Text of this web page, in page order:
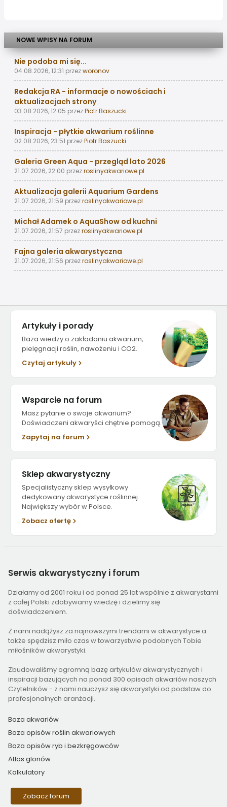
NOWE WPISY NA FORUM
Nie podoba mi się...
04.08.2026, 12:31 przezworonov
Redakcja RA - informacje o nowościach i
aktualizacjach strony
03.08.2026, 12:05 przezPiotr Baszucki
Inspiracja - płytkie akwarium roślinne
02.08.2026, 23:51 przezPiotr Baszucki
Galeria Green Aqua - przegląd lato 2026
21.07.2026, 22:00 przezroslinyakwariowe.pl
Aktualizacja galerii Aquarium Gardens
21.07.2026, 21:59 przezroslinyakwariowe.pl
Michał Adamek o AquaShow od kuchni
21.07.2026, 21:57 przezroslinyakwariowe.pl
Fajna galeria akwarystyczna
21.07.2026, 21:56 przezroslinyakwariowe.pl
Artykuły i porady
Baza wiedzy o zakładaniu akwarium,
pielęgnacji roślin, nawożeniu i CO2.
Czytaj artykuły
Wsparcie na forum
Masz pytanie o swoje akwarium?
Doświadczeni akwaryści chętnie pomogą.
Zapytaj na forum
Sklep akwarystyczny
Specjalistyczny sklep wysyłkowy
dedykowany akwarystyce roślinnej.
Największy wybór w Polsce.
Zobacz ofertę
Serwis akwarystyczny i forum
Działamy od 2001 roku i od ponad 25 lat wspólnie z akwarystami
z całej Polski zdobywamy wiedzę i dzielimy się
doświadczeniem.
Z nami nadążysz za najnowszymi trendami w akwarystyce a
także spędzisz miło czas w towarzystwie podobnych Tobie
miłośników akwarystyki.
Zbudowaliśmy ogromną bazę artykułów akwarystycznych i
inspiracji bazujących na ponad 300 opisach akwariów naszych
Czytelników - z nami nauczysz się akwarystyki od podstaw do
profesjonalnych aranżacji.
Baza akwariów
Baza opisów roślin akwariowych
Baza opisów ryb i bezkręgowców
Atlas glonów
Kalkulatory
Zobacz forum